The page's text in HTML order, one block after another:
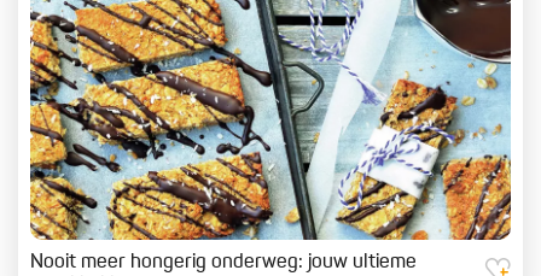
Nooit meer hongerig onderweg: jouw ultieme